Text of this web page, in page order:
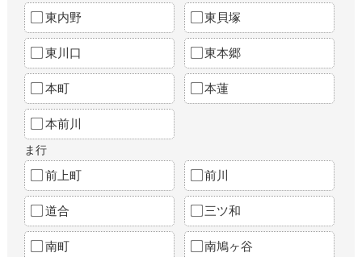
東内野 東貝塚
東川口 東本郷
本町 本蓮
本前川
ま行
前上町 前川
道合 三ツ和
南町 南鳩ヶ谷